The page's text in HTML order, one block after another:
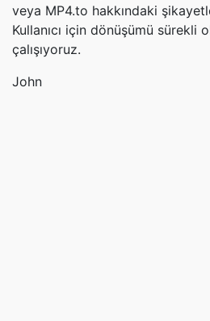
veya MP4.to hakkındaki
Kullanıcı için dönüşümü sürekli
çalışıyoruz.
John